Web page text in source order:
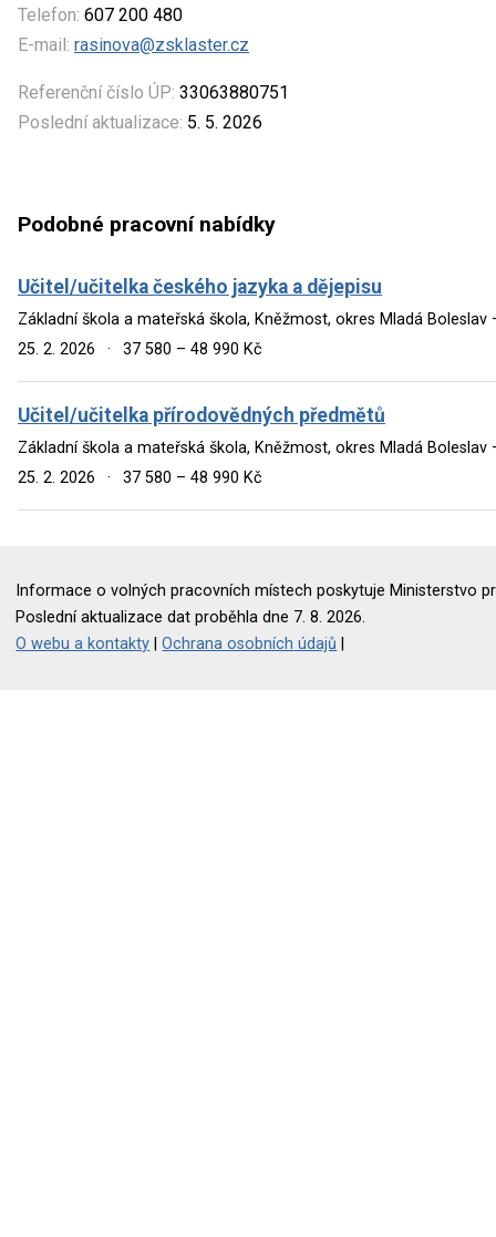
Telefon: 607 200 480
E-mail: rasinova@zsklaster.cz
Referenční číslo ÚP: 33063880751
Poslední aktualizace: 5. 5. 2026
Podobné pracovní nabídky
Učitel/učitelka českého jazyka a dějepisu
Základní škola a mateřská škola, Kněžmost, okres Mladá Boleslav
25. 2. 2026
· 37 580 – 48 990 Kč
Učitel/učitelka přírodovědných předmětů
Základní škola a mateřská škola, Kněžmost, okres Mladá Boleslav
25. 2. 2026
· 37 580 – 48 990 Kč
Informace o volných pracovních místech poskytuje Ministerstvo
Poslední aktualizace dat proběhla dne 7. 8. 2026.
O webu a kontakty |Ochrana osobních údajů